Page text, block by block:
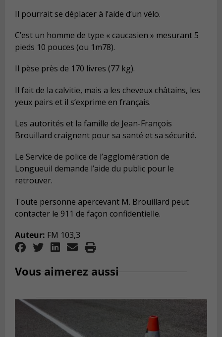
Il pourrait se déplacer à l’aide d’un vélo.
C’est un homme de type « caucasien » mesurant 5
pieds 10 pouces (ou 1m78).
Il pèse près de 170 livres (77 kg).
Il fait de la calvitie, mais a les cheveux châtains, les
yeux pairs et il s’exprime en français.
Les autorités et la famille de Jean-François
Brouillard craignent pour sa santé et sa sécurité.
Le Service de police de l’agglomération de
Longueuil demande l’aide du public pour le
retrouver.
Toute personne apercevant M. Brouillard peut
contacter le 911 de façon confidentielle.
Auteur: FM 103,3
Vous aimerez aussi